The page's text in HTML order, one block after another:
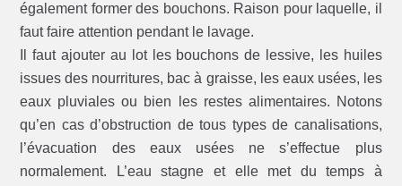
également former des bouchons. Raison pour laquelle, il
faut faire attention pendant le lavage.
Il faut ajouter au lot les bouchons de lessive, les huiles
issues des nourritures, bac à graisse, les eaux usées, les
eaux pluviales ou bien les restes alimentaires. Notons
qu’en cas d’obstruction de tous types de canalisations,
l’évacuation des eaux usées ne s’effectue plus
normalement. L’eau stagne et elle met du temps à